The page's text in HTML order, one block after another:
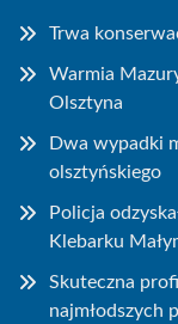
Trwa
Warmia
Olsztyna
Dwa wypadki
olsztyńskiego
Policja
Klebarku
Skuteczna
najmłodszych